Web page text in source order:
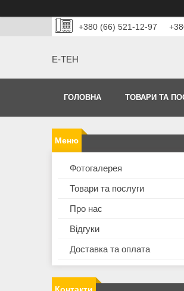
+380 (66) 521-12-97
Е-ТЕН
ГОЛОВНА ТОВАРИ ТА
Фотогалерея
Товари та послуги
Про нас
Відгуки
Доставка та оплата